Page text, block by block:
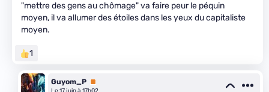
"mettre des gens au chômage" va faire peur le péquin
moyen, il va allumer des étoiles dans les yeux du capitaliste
moyen.
1
Guyom_P Premium